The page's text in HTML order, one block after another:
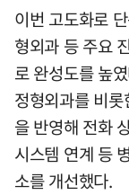
이번 고도화로
형외과 등 주요
로 완성도를 높
정형외과를 비
을 반영해 전화
시스템 연계 등
소를 개선했다.